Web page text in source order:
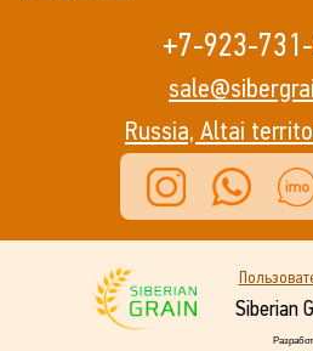
+7-923-
Russia, Altai
Siberian